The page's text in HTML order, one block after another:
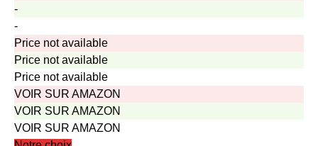
-
-
Price not available
Price not available
Price not available
VOIR SUR AMAZON
VOIR SUR AMAZON
VOIR SUR AMAZON